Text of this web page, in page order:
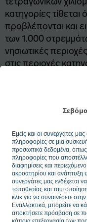
Εμείς και οι συνεργάτες
πληροφορίες σε μια
προσωπικά δεδομένα, όπως
πληροφορίες που
διαφημίσεις και
ακροατηρίου και ανάπτυξη
συνεργάτες μας ενδέχεται
τοποθεσίας και
κλικ για να συναινέσετε
Εναλλακτικά, μπορείτε να
αποκτήσετε πρόσβαση σε
κατηγορίες
προβλέπονται και
των 1.000
νησιωτικές
στις περιοχές
περιοχές
παράκτια ζώνη. Το
ακτογραμμή
προστασίας, με
και κατασκευών.
για ΑμεΑ και
που προβλέπονται
αιγιαλού και